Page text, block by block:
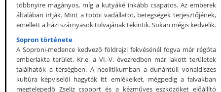
többnyire magányos, míg a kutyáké inkább csapatos. Az emberek
általában irtják. Mint a többi vadállatot, betegségek terjesztőjének,
emellett a házi szárnyasok tolvajának tekintik. Sokan mégis kedvelik.
Sopron története
A Soproni-medence kedvező földrajzi fekvésénél fogva már régóta
emberlakta terület. Kr.e. a VI.-V. évezredben már lakott területek
találhatók a térségben. A neolitikumban a dunántúli vonaldíszes
kultúra képviselői hagyták itt emlékeiket, mégpedig a falvakban
megtelepedő Zseliz csoport és a kézműves eszközöket előállító